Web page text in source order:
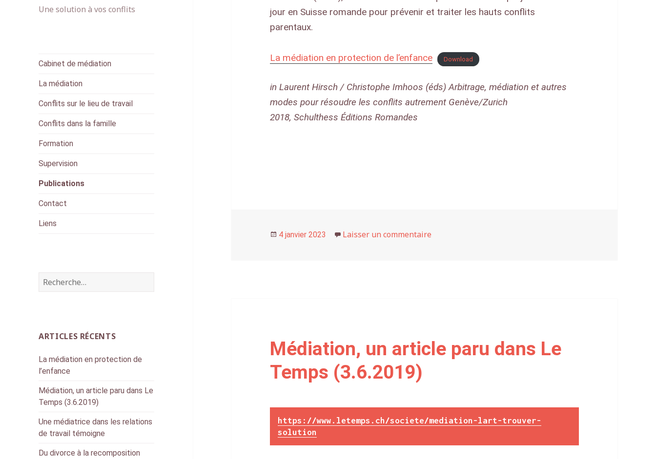
Une solution à vos conflits
Cabinet de médiation
La médiation
Conflits sur le lieu de travail
Conflits dans la famille
Formation
Supervision
Publications
Contact
Liens
R
r
h
e
ARTICLES RÉCENTS
La médiation en protection de
l’enfance
Médiation, un article paru dans Le
Temps (3.6.2019)
Une médiatrice dans les relations
de travail témoigne
Du divorce à la recomposition
jour en Suisse romande pour prévenir et traiter les hauts conflits
parentaux.
La médiation en protection de l’enfance Download
in Laurent Hirsch / Christophe Imhoos (éds) Arbitrage, médiation et autres
modes pour résoudre les conflits autrement Genève/Zurich
2018, Schulthess Éditions Romandes
Publié
4 janvier 2023 Laisser un commentaire
Médiation, un article paru dans Le
Temps (3.6.2019)
https://www.letemps.ch/societe/mediation-lart-trouver-
solution